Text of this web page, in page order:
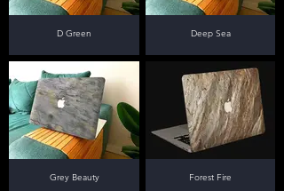
D Green Deep Sea
Grey Beauty Forest Fire